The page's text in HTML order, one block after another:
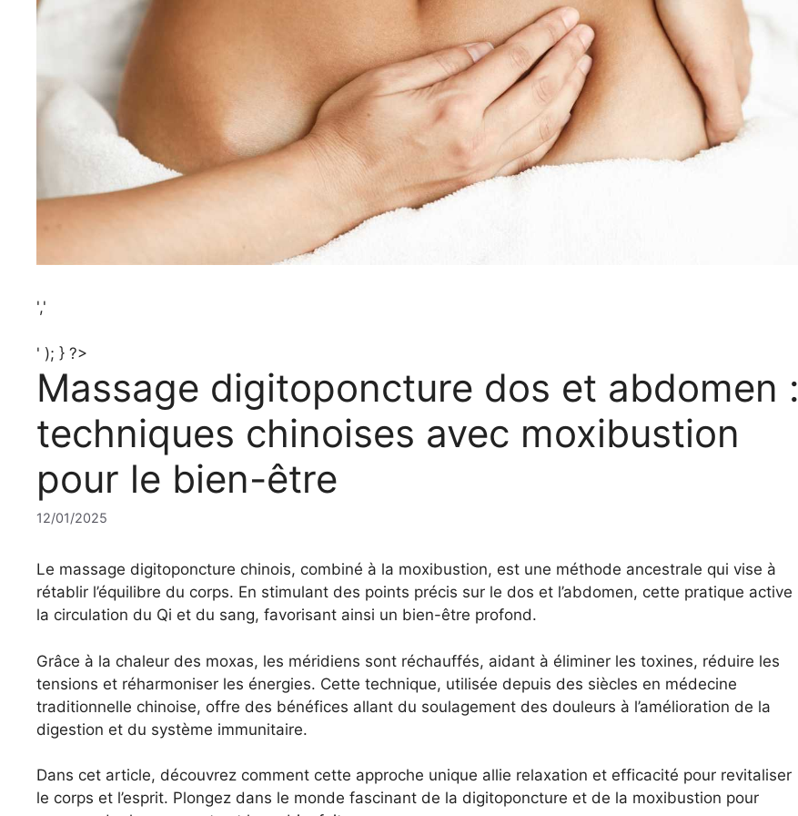
','
' ); } ?>
Massage digitoponcture dos et abdomen :
techniques chinoises avec moxibustion
pour le bien-être
12/01/2025
Le massage digitoponcture chinois, combiné à la moxibustion, est une méthode ancestrale qui vise à
rétablir l’équilibre du corps. En stimulant des points précis sur le dos et l’abdomen, cette pratique active
la circulation du Qi et du sang, favorisant ainsi un bien-être profond.
Grâce à la chaleur des moxas, les méridiens sont réchauffés, aidant à éliminer les toxines, réduire les
tensions et réharmoniser les énergies. Cette technique, utilisée depuis des siècles en médecine
traditionnelle chinoise, offre des bénéfices allant du soulagement des douleurs à l’amélioration de la
digestion et du système immunitaire.
Dans cet article, découvrez comment cette approche unique allie relaxation et efficacité pour revitaliser
le corps et l’esprit. Plongez dans le monde fascinant de la digitoponcture et de la moxibustion pour